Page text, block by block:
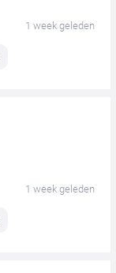
1 week geleden
1 week geleden